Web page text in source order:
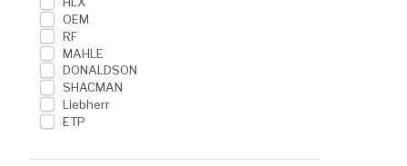
OEM
RF
MAHLE
DONALDSON
SHACMAN
Liebherr
ETP